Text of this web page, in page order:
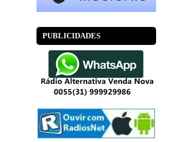
PUBLICIDADES